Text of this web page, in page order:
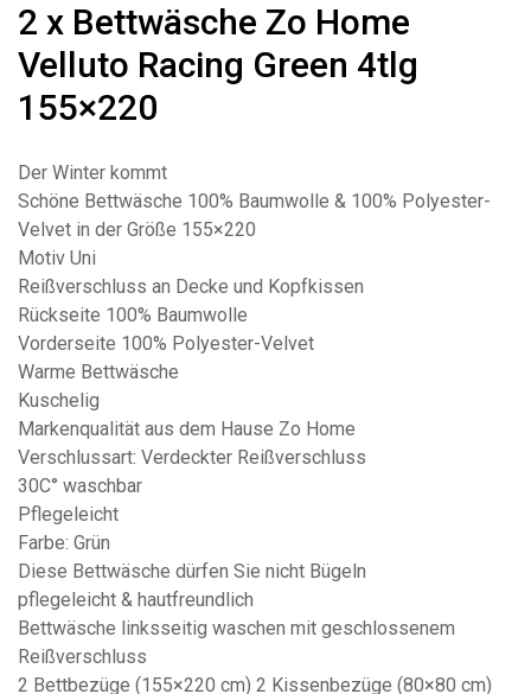
2 x Bettwäsche Zo Home
Velluto Racing Green 4tlg
155×220
Der Winter kommt
Schöne Bettwäsche 100% Baumwolle & 100% Polyester-
Velvet in der Größe 155×220
Motiv Uni
Reißverschluss an Decke und Kopfkissen
Rückseite 100% Baumwolle
Vorderseite 100% Polyester-Velvet
Warme Bettwäsche
Kuschelig
Markenqualität aus dem Hause Zo Home
Verschlussart: Verdeckter Reißverschluss
30C° waschbar
Pflegeleicht
Farbe: Grün
Diese Bettwäsche dürfen Sie nicht Bügeln
pflegeleicht & hautfreundlich
Bettwäsche linksseitig waschen mit geschlossenem
Reißverschluss
2 Bettbezüge (155×220 cm) 2 Kissenbezüge (80×80 cm)